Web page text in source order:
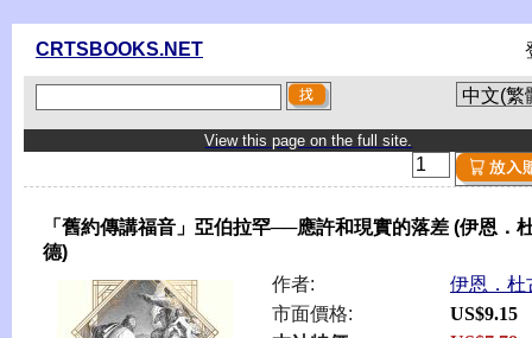
CRTSBOOKS.NET
View this page on the full site.
「舊約傳講福音」亞伯拉罕──應許和現實的落差 (伊恩．
德)
作者:
伊恩．杜
市面價格:
US$9.15